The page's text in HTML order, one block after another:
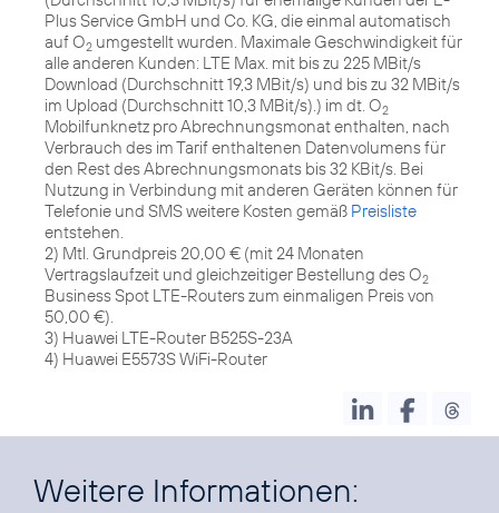
Plus Service GmbH und Co. KG, die einmal automatisch
auf O2 umgestellt wurden. Maximale Geschwindigkeit für
alle anderen Kunden: LTE Max. mit bis zu 225 MBit/s
Download (Durchschnitt 19,3 MBit/s) und bis zu 32 MBit/s
im Upload (Durchschnitt 10,3 MBit/s).) im dt. O2
Mobilfunknetz pro Abrechnungsmonat enthalten, nach
Verbrauch des im Tarif enthaltenen Datenvolumens für
den Rest des Abrechnungsmonats bis 32 KBit/s. Bei
Nutzung in Verbindung mit anderen Geräten können für
Telefonie und SMS weitere Kosten gemäß Preisliste
entstehen.
2) Mtl. Grundpreis 20,00 € (mit 24 Monaten
Vertragslaufzeit und gleichzeitiger Bestellung des O2
Business Spot LTE-Routers zum einmaligen Preis von
50,00 €).
3) Huawei LTE-Router B525S-23A
4) Huawei E5573S WiFi-Router
Weitere Informationen: